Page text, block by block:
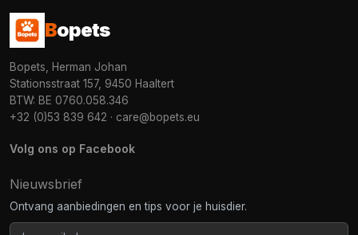
Bopets
Bopets, Herman Johan
Stationsstraat 157, 9450 Haaltert
BTW: BE 0760.058.346
+32 (0)53 839 642 · care@bopets.eu
Volg ons op Facebook
Nieuwsbrief
Ontvang aanbiedingen en tips voor je huisdier.